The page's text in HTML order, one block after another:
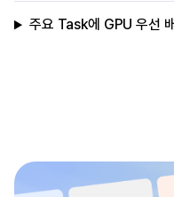
주요 Task에 GPU 우선